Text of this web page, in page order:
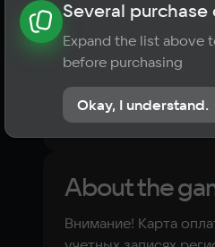
About the game
? Player
No reviews
About the
Внимание! Карта
Several
Expand the list above
before purchasing
Okay, I understand.